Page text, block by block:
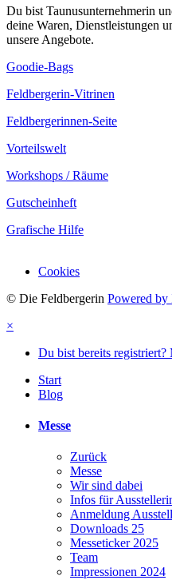
Du bist Taunusunternehmerin
deine Waren, Dienstleistungen
unsere Angebote.
Goodie-Bags
Feldbergerin-Vitrinen
Feldbergerinnen-Seite
Vorteilswelt
Workshops / Räume
Gutscheinheft
Grafische Hilfe
Cookies
© Die Feldbergerin Powered
×
Du bist bereits registriert?
Start
Blog
Messe
Zurück
Messe
Wir sind dabei
Infos für
Anmeldung
Downloads 25
Messeticker 2025
Team
Impressionen 2024